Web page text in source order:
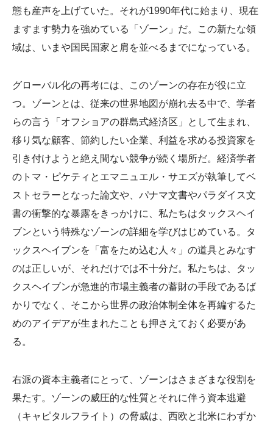
態も産声を上げていた。それが1990年代に始まり、現在
ますます勢力を強めている「ゾーン」だ。この新たな領
域は、いまや国民国家と肩を並べるまでになっている。
グローバル化の再考には、このゾーンの存在が役に立
つ。ゾーンとは、従来の世界地図が崩れ去る中で、学者
らの言う「オフショアの群島式経済区」として生まれ、
移り気な顧客、節約したい企業、利益を求める投資家を
引き付けようと絶え間ない競争が続く場所だ。経済学者
のトマ・ピケティとエマニュエル・サエズが執筆してベ
ストセラーとなった論文や、パナマ文書やパラダイス文
書の衝撃的な暴露をきっかけに、私たちはタックスヘイ
ブンという特殊なゾーンの詳細を学びはじめている。タ
ックスヘイブンを「富をため込む人々」の道具とみなす
のは正しいが、それだけでは不十分だ。私たちは、タッ
クスヘイブンが急進的市場主義者の蓄財の手段であるば
かりでなく、そこから世界の政治体制全体を再編するた
めのアイデアが生まれたことも押さえておく必要があ
る。
右派の資本主義者にとって、ゾーンはさまざまな役割を
果たす。ゾーンの威圧的な性質とそれに伴う資本逃避
（キャピタルフライト）の脅威は、西欧と北米にわずか